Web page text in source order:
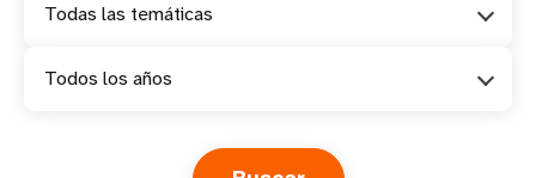
Todas las temáticas
Todos los años